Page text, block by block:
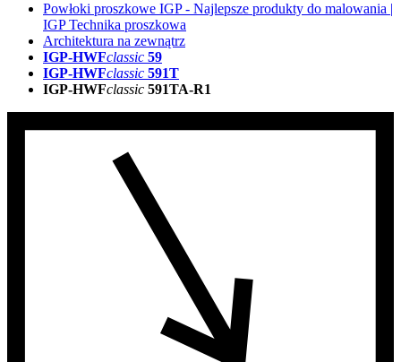
Powłoki proszkowe IGP - Najlepsze produkty do malowania |
IGP Technika proszkowa
Architektura na zewnątrz
IGP-HWFclassic 59
IGP-HWFclassic 591T
IGP-HWFclassic 591TA-R1